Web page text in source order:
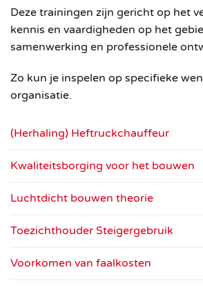
Deze trainingen zijn gericht op het
kennis en vaardigheden op het
samenwerking en professionele
Zo kun je inspelen op specifieke
organisatie.
(Herhaling) Heftruckchauffeur
Kwaliteitsborging voor het bouwen
Luchtdicht bouwen theorie
Toezichthouder Steigergebruik
Voorkomen van faalkosten